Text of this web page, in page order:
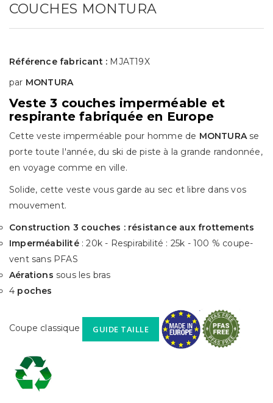
COUCHES MONTURA
Référence fabricant : MJAT19X
par MONTURA
Veste 3 couches imperméable et
respirante fabriquée en Europe
Cette veste imperméable pour homme de MONTURAse
porte toute l'année, du ski de piste à la grande randonnée,
en voyage comme en ville.
Solide, cette veste vous garde au sec et libre dans vos
mouvement.
Construction 3 couches : résistance aux frottements
Imperméabilité: 20k - Respirabilité : 25k - 100 % coupe-
vent sans PFAS
Aérations sous les bras
4 poches
Coupe classique GUIDE TAILLE